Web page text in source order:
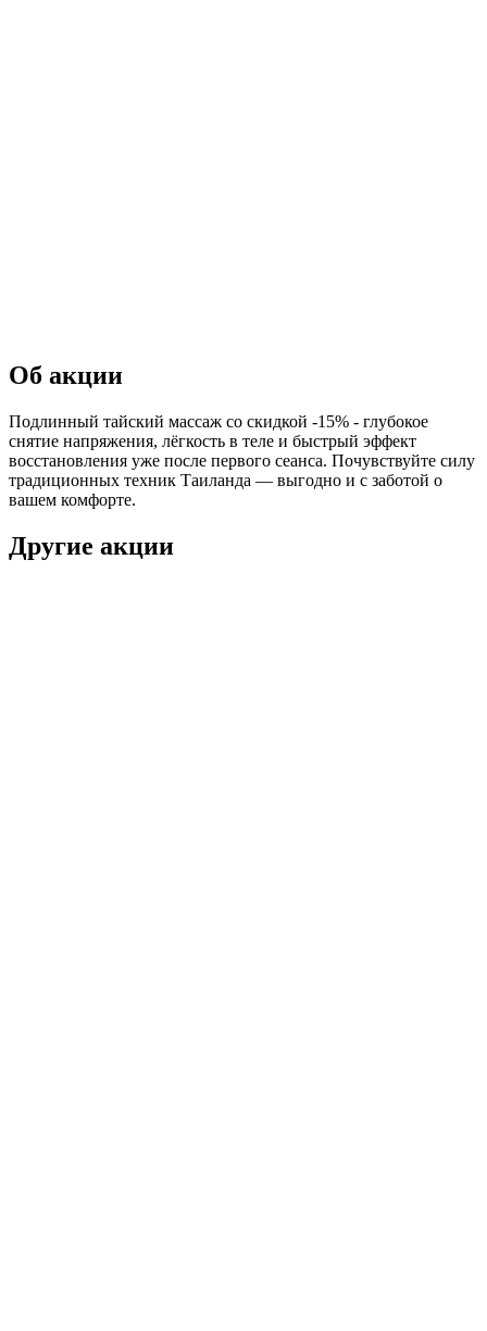
Об акции
Подлинный тайский массаж со скидкой -15% - глубокое
снятие напряжения, лёгкость в теле и быстрый эффект
восстановления уже после первого сеанса. Почувствуйте силу
традиционных техник Таиланда — выгодно и с заботой о
вашем комфорте.
Другие акции